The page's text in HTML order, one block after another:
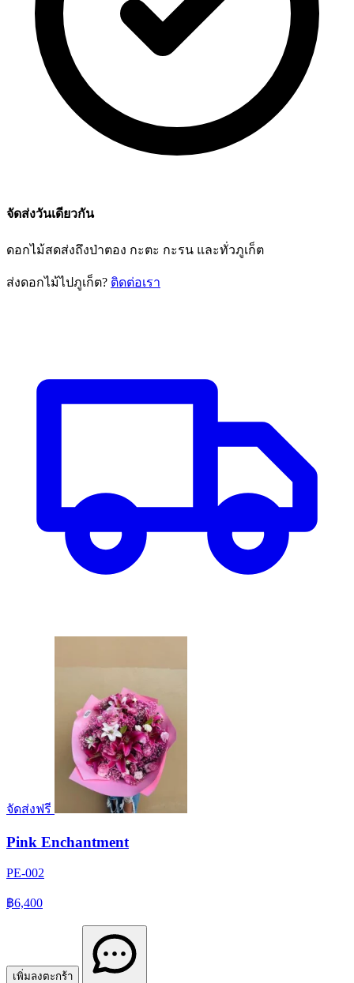
จัดส่งวันเดียวกัน
ดอกไม้สดส่งถึงป่าตอง กะตะ กะรน และทั่วภูเก็ต
ส่งดอกไม้ไปภูเก็ต? ติดต่อเรา
จัดส่งฟรี
Pink Enchantment
PE-002
฿6,400
เพิ่มลงตะกร้า